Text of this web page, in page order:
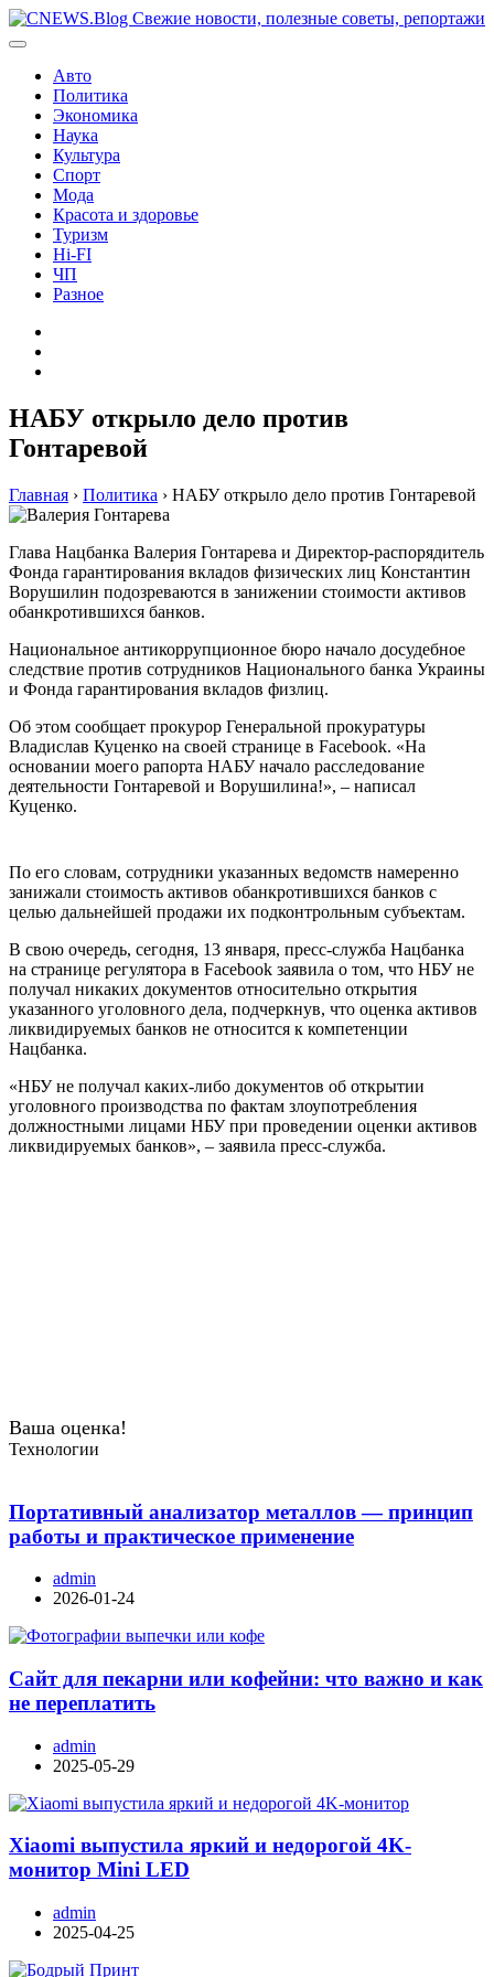
Перейти
к
Авто
Политика
Экономика
Наука
Культура
Спорт
Мода
Красота и здоровье
Туризм
Hi-FI
ЧП
Разное
НАБУ открыло дело против
Гонтаревой
Главная › Политика › НАБУ открыло дело против Гонтаревой
Глава Нацбанка Валерия Гонтарева и Директор-распорядитель
Фонда гарантирования вкладов физических лиц Константин
Ворушилин подозреваются в занижении стоимости активов
обанкротившихся банков.
Национальное антикоррупционное бюро начало досудебное
следствие против сотрудников Национального банка Украины
и Фонда гарантирования вкладов физлиц.
Об этом сообщает прокурор Генеральной прокуратуры
Владислав Куценко на своей странице в Facebook. «На
основании моего рапорта НАБУ начало расследование
деятельности Гонтаревой и Ворушилина!», – написал
Куценко.
По его словам, сотрудники указанных ведомств намеренно
занижали стоимость активов обанкротившихся банков с
целью дальнейшей продажи их подконтрольным субъектам.
В свою очередь, сегодня, 13 января, пресс-служба Нацбанка
на странице регулятора в Facebook заявила о том, что НБУ не
получал никаких документов относительно открытия
указанного уголовного дела, подчеркнув, что оценка активов
ликвидируемых банков не относится к компетенции
Нацбанка.
«НБУ не получал каких-либо документов об открытии
уголовного производства по фактам злоупотребления
должностными лицами НБУ при проведении оценки активов
ликвидируемых банков», – заявила пресс-служба.
Ваша оценка!
Технологии
Портативный анализатор металлов — принцип
работы и практическое применение
admin
2026-01-24
Сайт для пекарни или кофейни: что важно и как
не переплатить
admin
2025-05-29
Xiaomi выпустила яркий и недорогой 4K-
монитор Mini LED
admin
2025-04-25